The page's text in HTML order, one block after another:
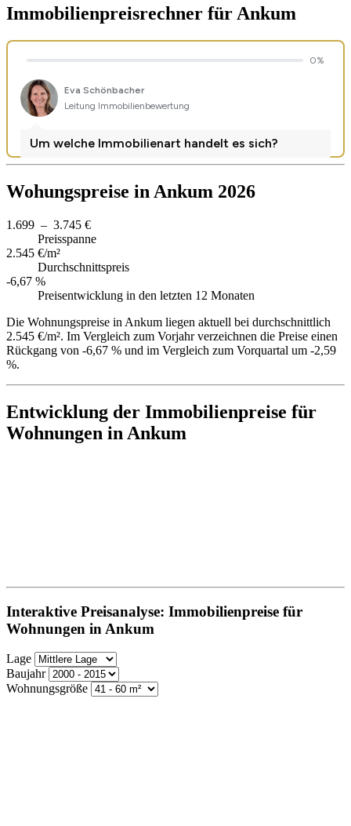
Immobilienpreisrechner für Ankum
Wohungspreise in Ankum 2026
1.699 – 3.745 €
Preisspanne
2.545 €/m²
Durchschnittspreis
-6,67 %
Preisentwicklung in den letzten 12 Monaten
Die Wohnungspreise in Ankum liegen aktuell bei durchschnittlich
2.545 €/m². Im Vergleich zum Vorjahr verzeichnen die Preise einen
Rückgang von -6,67 % und im Vergleich zum Vorquartal um -2,59
%.
Entwicklung der Immobilienpreise für
Wohnungen in Ankum
Interaktive Preisanalyse: Immobilienpreise für
Wohnungen in Ankum
Lage
Baujahr
Wohnungsgröße